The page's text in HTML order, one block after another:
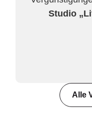
Studio
Alle